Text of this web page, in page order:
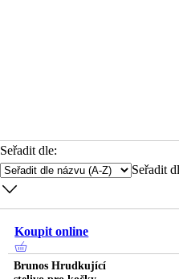
Seřadit dle:
Seřadit
Koupit online
Brunos Hrudkující